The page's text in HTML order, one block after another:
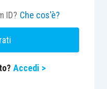
le conclusioni
queste risultino
relazione.
ID? Che cos'è?
Accedi >